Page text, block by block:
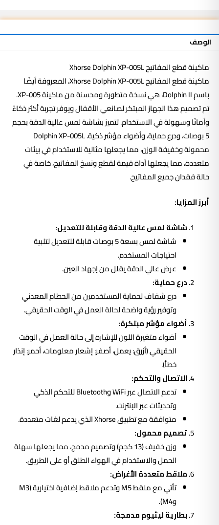
Dolphin
XP-
005L
الوصف
ماكينةقطع المفاتيح XhorseDolphin XP-005L
ماكينة قطع المفاتيح Xhorse Dolphin XP-005L، المعروفة أيضًا
باسم Dolphin II، هي نسخة متطورة ومحسنة من ماكينة XP-005.
تم تصميم هذا الجهاز المبتكر لصانعي الأقفال ويوفر تجربة أكثر ذكاءً
وأمانًا وسهولة في الاستخدام. تتميز بشاشة لمس عالية الدقة بحجم
5 بوصات، ودرع حماية، وأضواء مؤشر ذكية. Dolphin XP-005L
محمولة وخفيفة الوزن، مما يجعلها مثالية للاستخدام في بيئات
متعددة، مما يجعلها أداة قيمة لقطع ونسخ المفاتيح، خاصة في
حالة فقدان جميع المفاتيح.
أبرز المزايا:
شاشة لمس عالية الدقة وقابلة للتعديل:
شاشة لمس بسعة 5 بوصات قابلة للتعديل لتلبية
احتياجات المستخدم.
عرض عالي الدقة يقلل من إجهاد العين.
درع حماية:
درع شفاف لحماية المستخدمين من الحطام المعدني
وتوفير رؤية واضحة لحالة العمل في الوقت الحقيقي.
أضواء مؤشر مبتكرة:
أضواء متغيرة اللون للإشارة إلى حالة العمل في الوقت
الحقيقي (أزرق: يعمل، أصفر: إشعار معلومات، أحمر: إنذار
خطأ).
الاتصال والتحكم:
تدعم الاتصال عبر WiFi وBluetooth للتحكم الذكي
وتحديثات عبر الإنترنت.
متوافقة مع تطبيق Xhorse الذي يدعم لغات متعددة.
تصميم محمول:
وزن خفيف (13 كجم) وتصميم مدمج، مما يجعلها سهلة
الحمل والاستخدام في الهواء الطلق أو على الطريق.
ملاقط متعددة الأغراض:
تأتي مع ملقط M5 وتدعم ملاقط إضافية اختيارية (M3
وM4).
بطارية ليثيوم مدمجة: